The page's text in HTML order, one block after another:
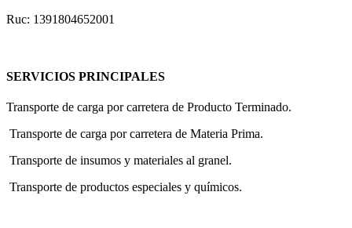
Ruc: 1391804652001
SERVICIOS PRINCIPALES
Transporte de carga por carretera de Producto Terminado.
Transporte de carga por carretera de Materia Prima.
Transporte de insumos y materiales al granel.
Transporte de productos especiales y químicos.